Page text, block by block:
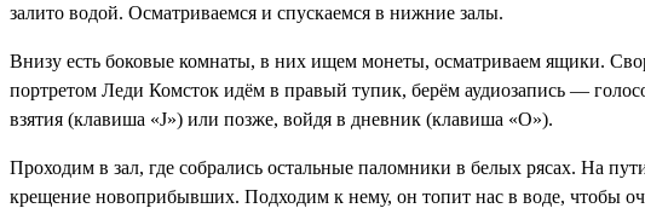
залито водой. Осматриваемся и спускаемся в нижние залы.
Внизу есть боковые комнаты, в них ищем монеты, осматриваем ящики.
портретом Леди Комсток идём в правый тупик, берём аудиозапись —
взятия (клавиша «J») или позже, войдя в дневник (клавиша «O»).
Проходим в зал, где собрались остальные паломники в белых рясах. На
крещение новоприбывших. Подходим к нему, он топит нас в воде, чтобы